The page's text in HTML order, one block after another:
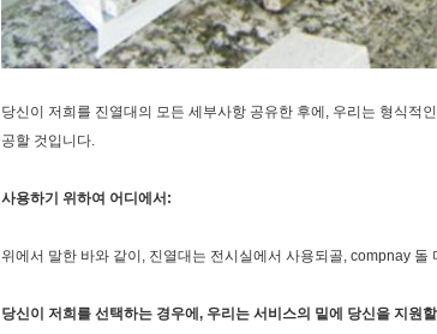
당신이 저희를 진열대의 모든 세부사항 공유한 후에, 우리는 형식적
공할 것입니다.
사용하기 위하여 어디에서:
위에서 말한 바와 같이, 진열대는 전시실에서 사용되골, compnay
당신이 저희를 선택하는 경우에, 우리는 서비스의 밑에 당신을 지원